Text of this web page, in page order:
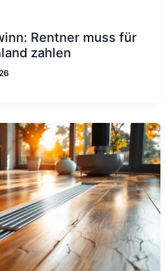
Rentner muss für
zahlen